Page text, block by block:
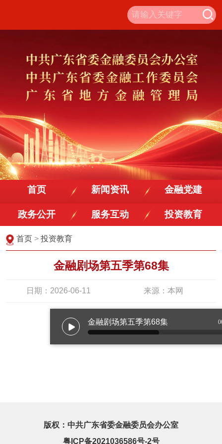
首页 新闻资讯 金融党建
政务公开 服务互动 投资教育
首页 >投资教育
金融剧场第五季第68集
日期：2026-06-11 来源：本网
金融剧场第五季第68集
版权：中共广东省委金融委员会办公室
粤ICP备2021036586号-2号